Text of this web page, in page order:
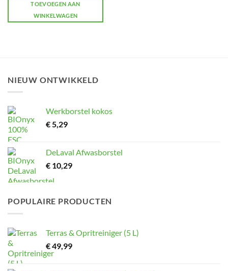
TOEVOEGEN AAN
WINKELWAGEN
NIEUW ONTWIKKELD
Werkborstel kokos
€5,29
DeLaval Afwasborstel
€ 10,29
POPULAIRE PRODUCTEN
Terras & Opritreiniger (5 L)
€49,99